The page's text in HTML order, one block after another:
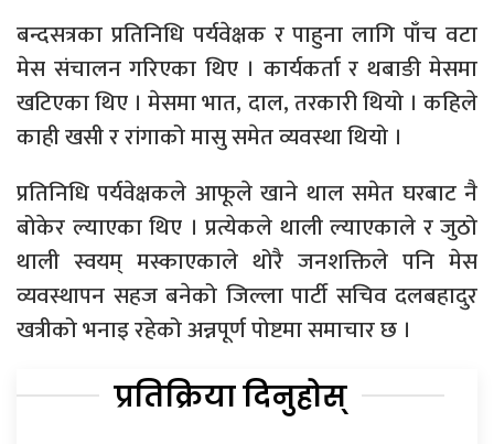
बन्दसत्रका प्रतिनिधि पर्यवेक्षक र पाहुना लागि पाँच वटा
मेस संचालन गरिएका थिए । कार्यकर्ता र थबाङी मेसमा
खटिएका थिए । मेसमा भात, दाल, तरकारी थियो । कहिले
काही खसी र रांगाको मासु समेत व्यवस्था थियो ।
प्रतिनिधि पर्यवेक्षकले आफूले खाने थाल समेत घरबाट नै
बोकेर ल्याएका थिए । प्रत्येकले थाली ल्याएकाले र जुठो
थाली स्वयम् मस्काएकाले थोरै जनशक्तिले पनि मेस
व्यवस्थापन सहज बनेको जिल्ला पार्टी सचिव दलबहादुर
खत्रीको भनाइ रहेको अन्नपूर्ण पोष्टमा समाचार छ ।
प्रतिक्रिया दिनुहोस्